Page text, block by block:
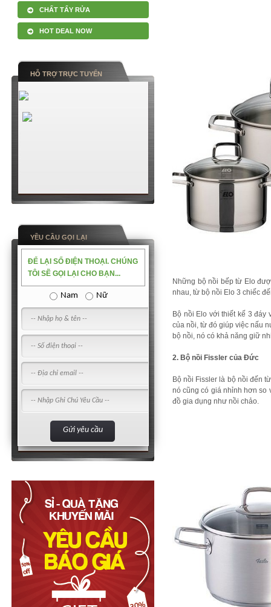
CHẤT TẨY RỬA
HOT DEAL NOW
HỖ TRỢ TRỰC TUYẾN
YỀU CẦU GỌI LẠI
ĐỂ LẠI SỐ ĐIỆN THOẠI. CHÚNG
TÔI SẼ GỌI LẠI CHO BẠN...
Nam Nữ
Những bộ nồi bếp từ Elo
nhau, từ bộ nồi Elo 3 chiếc
Bộ nồi Elo với thiết kế 3 đáy
của nồi, từ đó giúp việc nấu
bộ nồi, nó có khả năng giữ
2. Bộ nồi Fissler của Đức
Bộ nồi Fissler là bộ nồi đến
nó cũng có giá nhỉnh hơn so
đồ gia dụng như nồi chảo.